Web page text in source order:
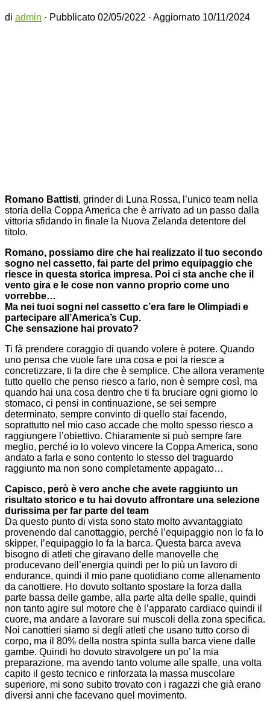
di admin · Pubblicato 02/05/2022 · Aggiornato 10/11/2024
Romano Battisti, grinder di Luna Rossa, l’unico team nella
storia della Coppa America che è arrivato ad un passo dalla
vittoria sfidando in finale la Nuova Zelanda detentore del
titolo.
Romano, possiamo dire che hai realizzato il tuo secondo
sogno nel cassetto, fai parte del primo equipaggio che
riesce in questa storica impresa. Poi ci sta anche che il
vento gira e le cose non vanno proprio come uno
vorrebbe…
Ma nei tuoi sogni nel cassetto c’era fare le Olimpiadi e
partecipare all’America’s Cup.
Che sensazione hai provato?
Ti fà prendere coraggio di quando volere è potere. Quando
uno pensa che vuole fare una cosa e poi la riesce a
concretizzare, ti fa dire che è semplice. Che allora veramente
tutto quello che penso riesco a farlo, non è sempre così, ma
quando hai una cosa dentro che ti fa bruciare ogni giorno lo
stomaco, ci pensi in continuazione, se sei sempre
determinato, sempre convinto di quello stai facendo,
soprattutto nel mio caso accade che molto spesso riesco a
raggiungere l’obiettivo. Chiaramente si può sempre fare
meglio, perché io lo volevo vincere la Coppa America, sono
andato a farla e sono contento lo stesso del traguardo
raggiunto ma non sono completamente appagato…
Capisco, però è vero anche che avete raggiunto un
risultato storico e tu hai dovuto affrontare una selezione
durissima per far parte del team
Da questo punto di vista sono stato molto avvantaggiato
provenendo dal canottaggio, perché l’equipaggio non lo fa lo
skipper, l’equipaggio lo fa la barca. Questa barca aveva
bisogno di atleti che giravano delle manovelle che
producevano dell’energia quindi per lo più un lavoro di
endurance, quindi il mio pane quotidiano come allenamento
da canottiere. Ho dovuto soltanto spostare la forza dalla
parte bassa delle gambe, alla parte alta delle spalle, quindi
non tanto agire sul motore che è l’apparato cardiaco quindi il
cuore, ma andare a lavorare sui muscoli della zona specifica.
Noi canottieri siamo si degli atleti che usano tutto corso di
corpo, ma il 80% della nostra spinta sulla barca viene dalle
gambe. Quindi ho dovuto stravolgere un po’ la mia
preparazione, ma avendo tanto volume alle spalle, una volta
capito il gesto tecnico e rinforzata la massa muscolare
superiore, mi sono subito trovato con i ragazzi che già erano
diversi anni che facevano quel movimento.